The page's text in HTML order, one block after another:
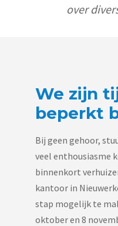
over
We zijn
beperkt
Bij geen gehoor,
veel enthousiasme
binnenkort
kantoor in
stap mogelijk te
oktober en 8